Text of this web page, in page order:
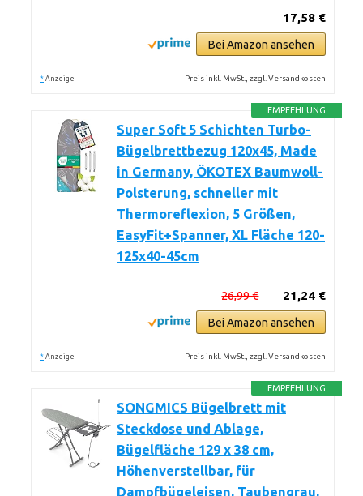
17,58 €
Bei Amazon ansehen
* Anzeige Preis inkl. MwSt., zzgl. Versandkosten
EMPFEHLUNG
Super Soft 5 Schichten Turbo-
Bügelbrettbezug 120x45, Made
in Germany, ÖKOTEX Baumwoll-
Polsterung, schneller mit
Thermoreflexion, 5 Größen,
EasyFit+Spanner, XL Fläche 120-
125x40-45cm
21,24 €
26,99 €
Bei Amazon ansehen
* Anzeige Preis inkl. MwSt., zzgl. Versandkosten
EMPFEHLUNG
SONGMICS Bügelbrett mit
Steckdose und Ablage,
Bügelfläche 129 x 38 cm,
Höhenverstellbar, für
Dampfbügeleisen, Taubengrau,